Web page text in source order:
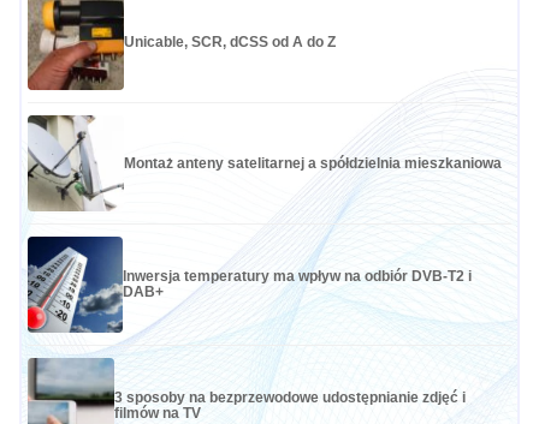
Unicable, SCR, dCSS od A do Z
Montaż anteny satelitarnej a spółdzielnia mieszkaniowa
Inwersja temperatury ma wpływ na odbiór DVB-T2 i
DAB+
3 sposoby na bezprzewodowe udostępnianie zdjęć i
filmów na TV